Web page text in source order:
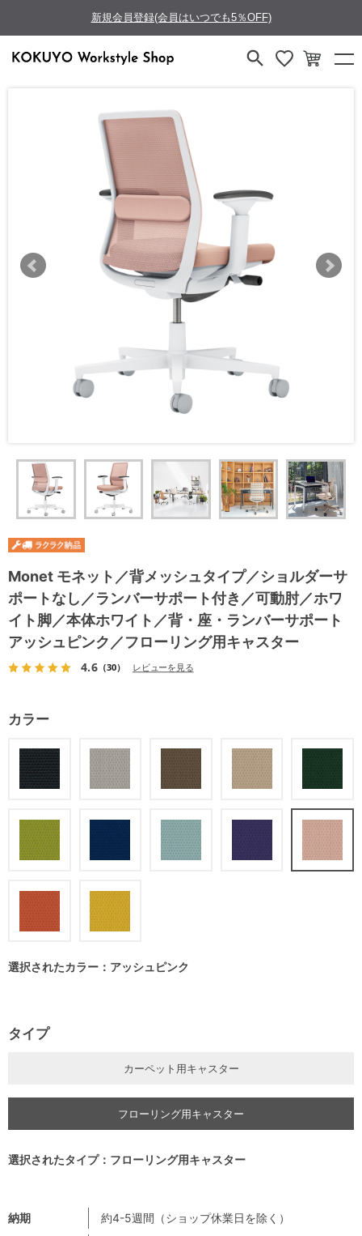
新規会員登録(会員はいつでも5％OFF)
Monet モネット／背メッシュタイプ／ショルダーサ
ポートなし／ランバーサポート付き／可動肘／ホワ
イト脚／本体ホワイト／背・座・ランバーサポート
アッシュピンク／フローリング用キャスター
4.6（30） レビューを見る
納期
約4-5週間（ショップ休業日を除く）
カラー
選択されたカラー：アッシュピンク
タイプ
カーペット用キャスター
フローリング用キャスター
選択されたタイプ：フローリング用キャスター